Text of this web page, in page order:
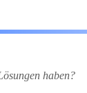
haben?